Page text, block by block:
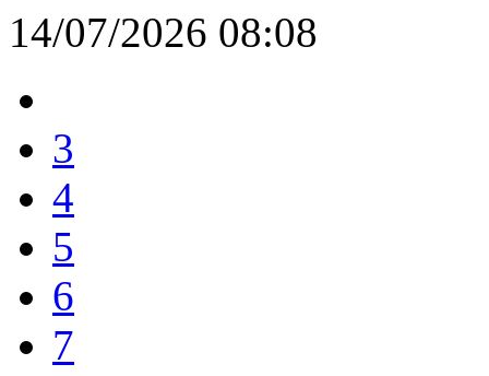
14/07/2026 08:08
3
4
5
6
7